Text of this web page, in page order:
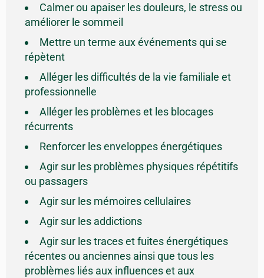
Calmer ou apaiser les douleurs, le stress ou
améliorer le sommeil
Mettre un terme aux événements qui se
répètent
Alléger les difficultés de la vie familiale et
professionnelle
Alléger les problèmes et les blocages
récurrents
Renforcer les enveloppes énergétiques
Agir sur les problèmes physiques répétitifs
ou passagers
Agir sur les mémoires cellulaires
Agir sur les addictions
Agir sur les traces et fuites énergétiques
récentes ou anciennes ainsi que tous les
problèmes liés aux influences et aux